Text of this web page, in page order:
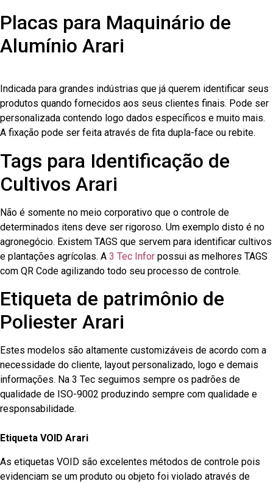
Placas para Maquinário de
Alumínio Arari
Indicada para grandes indústrias que já querem identificar seus
produtos quando fornecidos aos seus clientes finais. Pode ser
personalizada contendo logo dados específicos e muito mais.
A fixação pode ser feita através de fita dupla-face ou rebite.
Tags para Identificação de
Cultivos Arari
Não é somente no meio corporativo que o controle de
determinados itens deve ser rigoroso. Um exemplo disto é no
agronegócio. Existem TAGS que servem para identificar cultivos
e plantações agrícolas. A 3 Tec Infor possui as melhores TAGS
com QR Code agilizando todo seu processo de controle.
Etiqueta de patrimônio de
Poliester Arari
Estes modelos são altamente customizáveis de acordo com a
necessidade do cliente, layout personalizado, logo e demais
informações. Na 3 Tec seguimos sempre os padrões de
qualidade de ISO-9002 produzindo sempre com qualidade e
responsabilidade.
Etiqueta VOID Arari
As etiquetas VOID são excelentes métodos de controle pois
evidenciam se um produto ou objeto foi violado através de